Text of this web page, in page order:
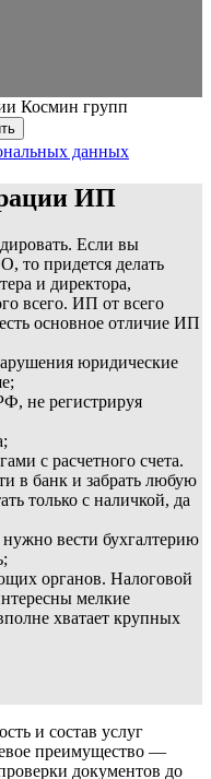
Космин групп
данных
ИП
Если вы
то придется делать
и директора,
всего. ИП от всего
основное отличие ИП
юридические
не регистрируя
с расчетного счета.
в банк и забрать любую
только с наличкой, да
вести бухгалтерию
органов. Налоговой
мелкие
хватает крупных
и состав услуг
преимущество —
документов до